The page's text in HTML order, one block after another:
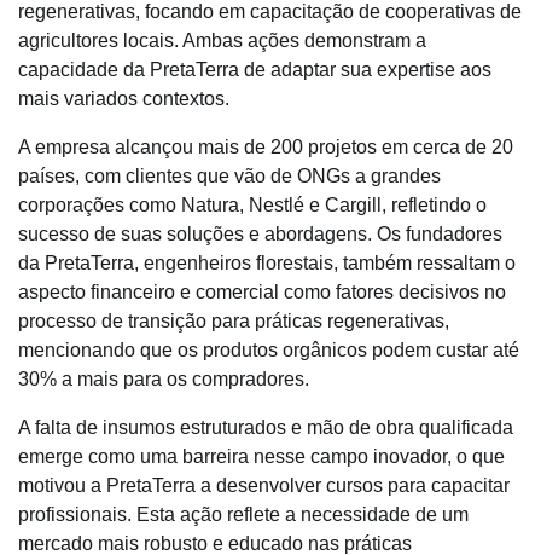
regenerativas, focando em capacitação de cooperativas de
agricultores locais. Ambas ações demonstram a
capacidade da PretaTerra de adaptar sua expertise aos
mais variados contextos.
A empresa alcançou mais de 200 projetos em cerca de 20
países, com clientes que vão de ONGs a grandes
corporações como Natura, Nestlé e Cargill, refletindo o
sucesso de suas soluções e abordagens. Os fundadores
da PretaTerra, engenheiros florestais, também ressaltam o
aspecto financeiro e comercial como fatores decisivos no
processo de transição para práticas regenerativas,
mencionando que os produtos orgânicos podem custar até
30% a mais para os compradores.
A falta de insumos estruturados e mão de obra qualificada
emerge como uma barreira nesse campo inovador, o que
motivou a PretaTerra a desenvolver cursos para capacitar
profissionais. Esta ação reflete a necessidade de um
mercado mais robusto e educado nas práticas